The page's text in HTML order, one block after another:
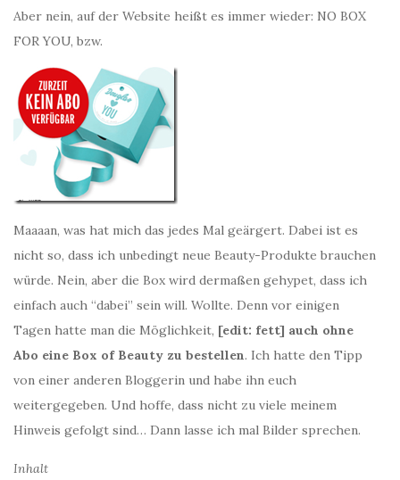
Aber nein, auf der Website heißt es immer wieder: NO BOX
FOR YOU, bzw.
Maaaan, was hat mich das jedes Mal geärgert. Dabei ist es
nicht so, dass ich unbedingt neue Beauty-Produkte brauchen
würde. Nein, aber die Box wird dermaßen gehypet, dass ich
einfach auch “dabei” sein will. Wollte. Denn vor einigen
Tagen hatte man die Möglichkeit, [edit: fett] auch ohne
Abo eine Box of Beauty zu bestellen. Ich hatte den Tipp
von einer anderen Bloggerin und habe ihn euch
weitergegeben. Und hoffe, dass nicht zu viele meinem
Hinweis gefolgt sind… Dann lasse ich mal Bilder sprechen.
Inhalt